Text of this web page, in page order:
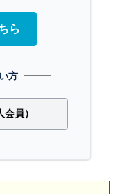
ら
方
員）